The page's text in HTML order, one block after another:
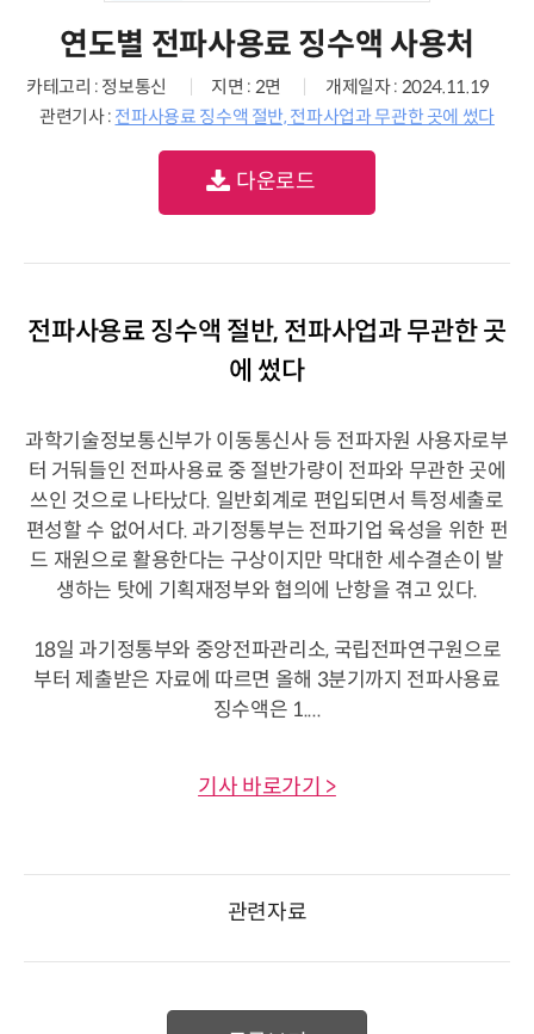
연도별 전파사용료 징수액 사용처
카테고리 : 정보통신 지면 : 2면
개제일자 : 2024.11.19
관련기사 : 전파사용료 징수액 절반, 전파사업과 무관한 곳에 썼다
다운로드
전파사용료 징수액 절반, 전파사업과 무관한 곳
에 썼다
과학기술정보통신부가 이동통신사 등 전파자원 사용자로부
터 거둬들인 전파사용료 중 절반가량이 전파와 무관한 곳에
쓰인 것으로 나타났다. 일반회계로 편입되면서 특정세출로
편성할 수 없어서다. 과기정통부는 전파기업 육성을 위한 펀
드 재원으로 활용한다는 구상이지만 막대한 세수결손이 발
생하는 탓에 기획재정부와 협의에 난항을 겪고 있다.
18일 과기정통부와 중앙전파관리소, 국립전파연구원으로
부터 제출받은 자료에 따르면 올해 3분기까지 전파사용료
징수액은 1....
기사 바로가기 >
관련자료